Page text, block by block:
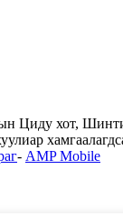
Циду хот,
- AMP Mobile